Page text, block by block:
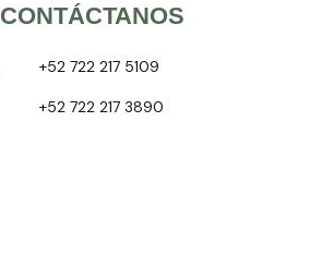
CONTÁCTANOS
+52 722 217 5109
+52 722 217 3890